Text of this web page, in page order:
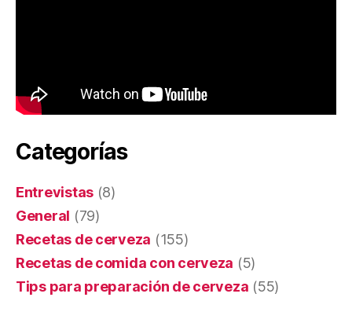
Categorías
Entrevistas (8)
General (79)
Recetas de cerveza (155)
Recetas de comida con cerveza (5)
Tips para preparación de cerveza (55)